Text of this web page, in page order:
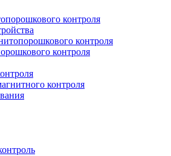
контроля
контроля
контроля
контроля